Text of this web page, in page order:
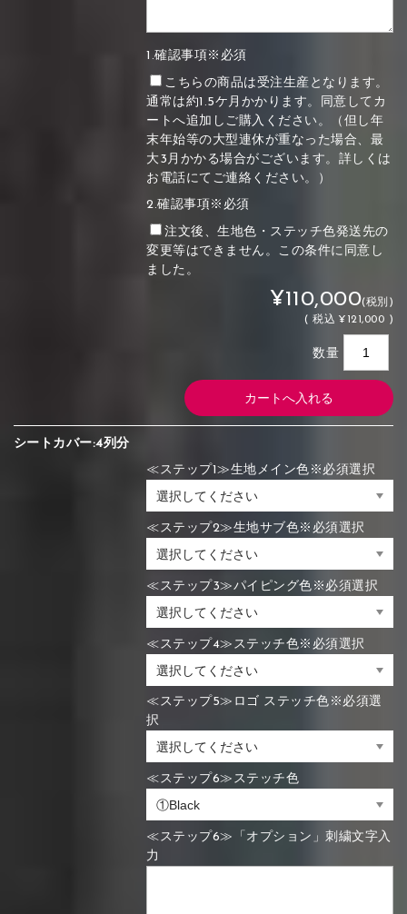
1.確認事項※必須
こちらの商品は受注生産となります。
通常は約1.5ケ月かかります。同意してカ
ートへ追加しご購入ください。（但し年
末年始等の大型連休が重なった場合、最
大3月かかる場合がございます。詳しくは
お電話にてご連絡ください。）
2.確認事項※必須
注文後、生地色・ステッチ色発送先の
変更等はできません。この条件に同意し
ました。
¥110,000(税別)
(税込 ¥121,000 )
数量
シートカバー:4列分
≪ステップ1≫生地メイン色※必須選択
≪ステップ2≫生地サブ色※必須選択
≪ステップ3≫パイピング色※必須選択
≪ステップ4≫ステッチ色※必須選択
≪ステップ5≫ロゴ ステッチ色※必須選
択
≪ステップ6≫ステッチ色
≪ステップ6≫「オプション」刺繍文字入
力